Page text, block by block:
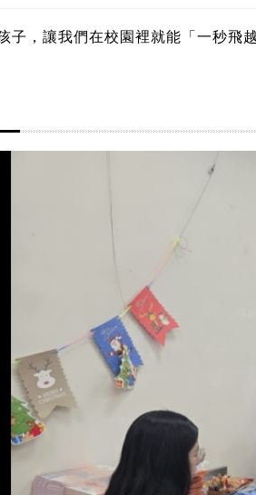
子，讓我們在校園裡就能「一秒飛